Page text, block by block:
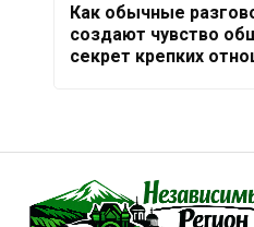
Как обычные
создают чувство
секрет крепких